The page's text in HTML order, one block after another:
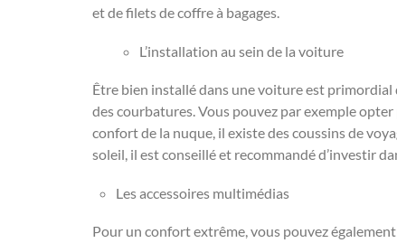
et de filets de coffre à bagages.
L’installation au sein de la voiture
Être bien installé dans une voiture est
des courbatures. Vous pouvez par exemple
confort de la nuque, il existe des coussins de
soleil, il est conseillé et recommandé d’investir
Les accessoires multimédias
Pour un confort extrême, vous pouvez